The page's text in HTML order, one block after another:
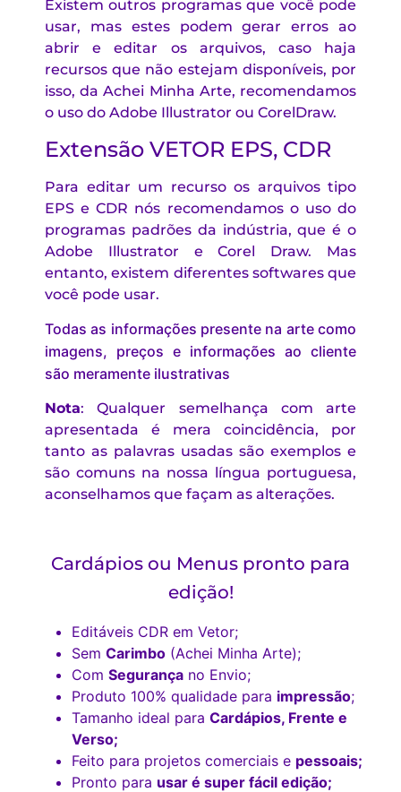
Existem outros programas que você pode
usar, mas estes podem gerar erros ao
abrir e editar os arquivos, caso haja
recursos que não estejam disponíveis, por
isso, da Achei Minha Arte, recomendamos
o uso do Adobe Illustrator ou CorelDraw.
Extensão VETOR EPS, CDR
Para editar um recurso os arquivos tipo
EPS e CDR nós recomendamos o uso do
programas padrões da indústria, que é o
Adobe Illustrator e Corel Draw. Mas
entanto, existem diferentes softwares que
você pode usar.
Todas as informações presente na arte como
imagens, preços e informações ao cliente
são meramente ilustrativas
Nota: Qualquer semelhança com arte
apresentada é mera coincidência, por
tanto as palavras usadas são exemplos e
são comuns na nossa língua portuguesa,
aconselhamos que façam as alterações.
Cardápios ou Menus pronto para
edição!
Editáveis CDR em Vetor;
Sem Carimbo (Achei Minha Arte);
Com Segurança no Envio;
Produto 100% qualidade para impressão;
Tamanho ideal para Cardápios, Frente e
Verso;
Feito para projetos comerciais e pessoais;
Pronto para usar é super fácil edição;